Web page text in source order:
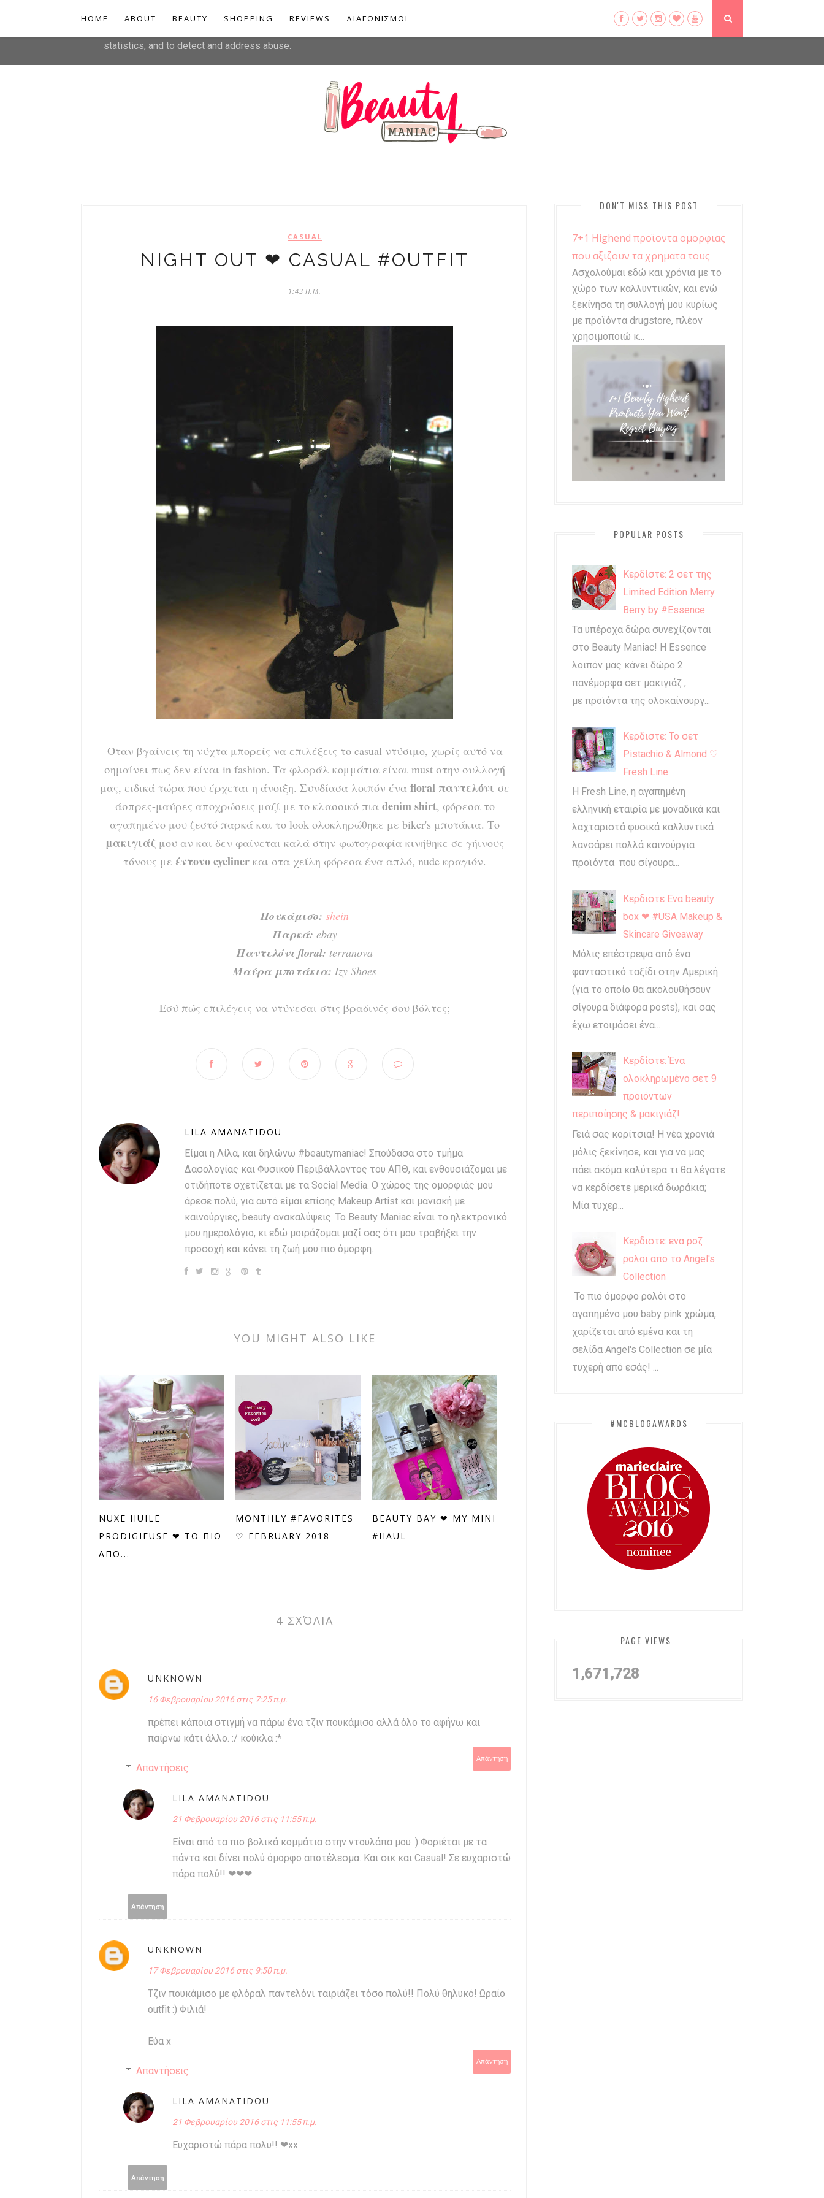
HOME ABOUT BEAUTY SHOPPING REVIEWS ΔΙΑΓΩΝΙΣΜΟΙ
CASUAL
NIGHT OUT ❤ CASUAL #OUTFIT
1:43 Π.Μ.
Όταν βγαίνεις τη νύχτα μπορείς να επιλέξεις το casual ντύσιμο, χωρίς αυτό να
σημαίνει πως δεν είναι in fashion. Τα φλοράλ κομμάτια είναι must στην συλλογή
μας, ειδικά τώρα που έρχεται η άνοιξη. Συνδίασα λοιπόν ένα floral παντελόνι σε
άσπρες-μαύρες αποχρώσεις μαζί με το κλασσικό πιαdenim shirt, φόρεσα το
αγαπημένο μου ζεστό παρκά και το look ολοκληρώθηκε με biker's μποτάκια. Το
μακιγιάζ μου αν και δεν φαίνεται καλά στην φωτογραφία κινήθηκε σε γήινους
τόνους με έντονο eyeliner και στα χείλη φόρεσα ένα απλό, nude κραγιόν.
Πουκάμισο: shein
Παρκά: ebay
Παντελόνι floral: terranova
Μαύρα μποτάκια: Izy Shoes
Εσύ πώς επιλέγεις να ντύνεσαι στις βραδινές σου βόλτες;
LILA AMANATIDOU
Είμαι η Λίλα, και δηλώνω #beautymaniac! Σπούδασα στο τμήμα
Δασολογίας και Φυσικού Περιβάλλοντος του ΑΠΘ, και ενθουσιάζομαι με
οτιδήποτε σχετίζεται με τα Social Media. Ο χώρος της ομορφιάς μου
άρεσε πολύ, για αυτό είμαι επίσης Makeup Artist και μανιακή με
καινούργιες, beauty ανακαλύψεις. Το Beauty Maniac είναι το ηλεκτρονικό
μου ημερολόγιο, κι εδώ μοιράζομαι μαζί σας ότι μου τραβήξει την
προσοχή και κάνει τη ζωή μου πιο όμορφη.
YOU MIGHT ALSO LIKE
NUXE HUILE
PRODIGIEUSE ❤ ΤΟ ΠΙΟ
ΑΠΟ...
MONTHLY #FAVORITES
♡ FEBRUARY 2018
BEAUTY BAY ❤ MY MINI
#HAUL
4 ΣΧΌΛΙΑ
UNKNOWN
16 Φεβρουαρίου 2016 στις 7:25 π.μ.
πρέπει κάποια στιγμή να πάρω ένα τζιν πουκάμισο αλλά όλο το αφήνω και
παίρνω κάτι άλλο. :/ κούκλα :*
Απάντηση
Απαντήσεις
LILA AMANATIDOU
21 Φεβρουαρίου 2016 στις 11:55 π.μ.
Είναι από τα πιο βολικά κομμάτια στην ντουλάπα μου :) Φοριέται με τα
πάντα και δίνει πολύ όμορφο αποτέλεσμα. Και σικ και Casual! Σε ευχαριστώ
πάρα πολύ!! ❤❤❤
Απάντηση
UNKNOWN
17 Φεβρουαρίου 2016 στις 9:50 π.μ.
Τζιν πουκάμισο με φλόραλ παντελόνι ταιριάζει τόσο πολύ!! Πολύ θηλυκό! Ωραίο
outfit :) Φιλιά!
Εύα x
Απάντηση
Απαντήσεις
LILA AMANATIDOU
21 Φεβρουαρίου 2016 στις 11:55 π.μ.
Ευχαριστώ πάρα πολυ!! ❤xx
Απάντηση
DON'T MISS THIS POST
7+1 Highend προϊοντα ομορφιας
που αξιζουν τα χρηματα τους
Ασχολούμαι εδώ και χρόνια με το
χώρο των καλλυντικών, και ενώ
ξεκίνησα τη συλλογή μου κυρίως
με προϊόντα drugstore, πλέον
χρησιμοποιώ κ...
POPULAR POSTS
Κερδίστε: 2 σετ της
Limited Edition Merry
Berry by #Essence
Τα υπέροχα δώρα συνεχίζονται
στο Beauty Maniac! Η Essence
λοιπόν μας κάνει δώρο 2
πανέμορφα σετ μακιγιάζ ,
με προϊόντα της ολοκαίνουργ...
Κερδιστε: Το σετ
Pistachio & Almond ♡
Fresh Line
Η Fresh Line, η αγαπημένη
ελληνική εταιρία με μοναδικά και
λαχταριστά φυσικά καλλυντικά
λανσάρει πολλά καινούργια
προϊόντα που σίγουρα...
Κερδιστε Ενα beauty
box ❤ #USA Makeup &
Skincare Giveaway
Μόλις επέστρεψα από ένα
φανταστικό ταξίδι στην Αμερική
(για το οποίο θα ακολουθήσουν
σίγουρα διάφορα posts), και σας
έχω ετοιμάσει ένα...
Κερδίστε: Ένα
ολοκληρωμένο σετ 9
προιόντων
περιποίησης & μακιγιάζ!
Γειά σας κορίτσια! Η νέα χρονιά
μόλις ξεκίνησε, και για να μας
πάει ακόμα καλύτερα τι θα λέγατε
να κερδίσετε μερικά δωράκια;
Μία τυχερ...
Κερδιστε: ενα ροζ
ρολοι απο το Angel's
Collection
Το πιο όμορφο ρολόι στο
αγαπημένο μου baby pink χρώμα,
χαρίζεται από εμένα και τη
σελίδα Angel's Collection σε μία
τυχερή από εσάς! ...
#MCBLOGAWARDS
PAGE VIEWS
1,671,728
This site uses cookies from Google to deliver its services and to analyze traffic. Your IP address and user-agent
statistics, and to detect and address abuse.